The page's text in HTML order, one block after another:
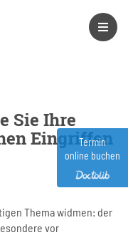
Sie Ihre
Eingriffen
Thema widmen: der
vor
Termin
online buchen